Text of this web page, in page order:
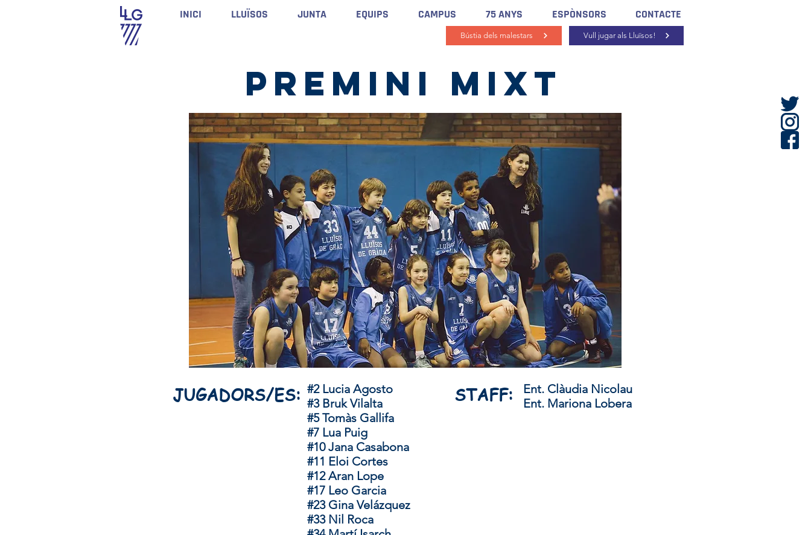
INICI LLUÏSOS JUNTA EQUIPS CAMPUS 75 ANYS ESPÒNSORS CONTACTE
Bústia dels malestars Vull jugar als Lluïsos!
Premini mixt
JUGADORS/ES: #2 Lucia Agosto
#3 Bruk Vilalta
#5 Tomàs Gallifa
#7 Lua Puig
#10 Jana Casabona
#11 Eloi Cortes
#12 Aran Lope
#17 Leo Garcia
#23 Gina Velázquez
#33 Nil Roca
STAFF:
Ent. Clàudia Nicolau
Ent. Mariona Lobera